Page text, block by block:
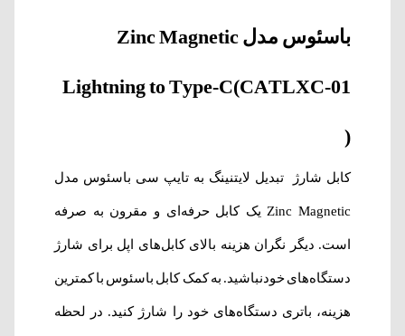
باسئوس مدل Zinc Magnetic
Lightning to Type-C(CATLXC-01
)
کابل شارژ تبدیل لایتنینگ به تایپ سی باسئوس مدل
Zinc Magnetic یک کابل حرفه‌ای و مقرون به صرفه
است. دیگر نگران هزینه بالای کابل‌های اپل برای شارژ
دستگاه‌های خودنباشید. به کمک کابل باسئوس با کمترین
هزینه، باتری دستگاه‌های خود را شارژ کنید. در لحظه